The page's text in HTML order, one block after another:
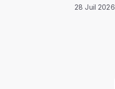
28 Juil 2026